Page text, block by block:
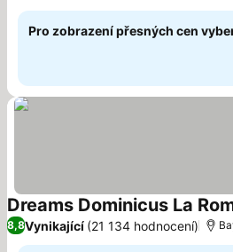
Pro zobrazení přesných cen
Dreams Dominicus La
8,8Vynikající (21 134 hodnocení)